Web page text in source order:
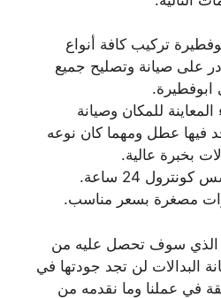
تركيب كافة أنواع
على صيانة وتصليح جميع
ابوفطيرة.
للمكان وصيانة
فيها عطل ومهما كان نوعه
بخبرة عالية.
24 ساعة.
مصغرة بسعر مناسب.
الذي سوف تحصل عليه من
البدالات لن تجد جودتها في
في عملنا وما نقدمه من